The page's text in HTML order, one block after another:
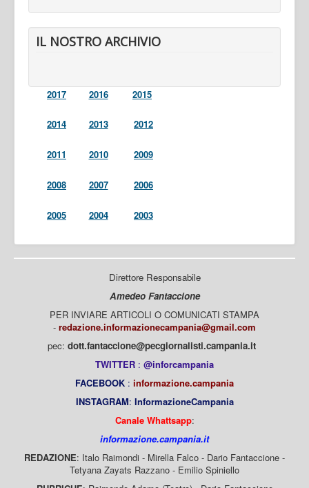
IL NOSTRO ARCHIVIO
2017 2016 2015
2014 2013 2012
2011 2010 2009
2008 2007 2006
2005 2004 2003
Direttore Responsabile
Amedeo Fantaccione
PER INVIARE ARTICOLI O COMUNICATI STAMPA
- redazione.informazionecampania@gmail.com
pec: dott.fantaccione@pecgiornalisti.campania.it
TWITTER : @inforcampania
FACEBOOK : informazione.campania
INSTAGRAM: InformazioneCampania
Canale Whattsapp:
informazione.campania.it
REDAZIONE: Italo Raimondi - Mirella Falco - Dario Fantaccione -
Tetyana Zayats Razzano - Emilio Spiniello